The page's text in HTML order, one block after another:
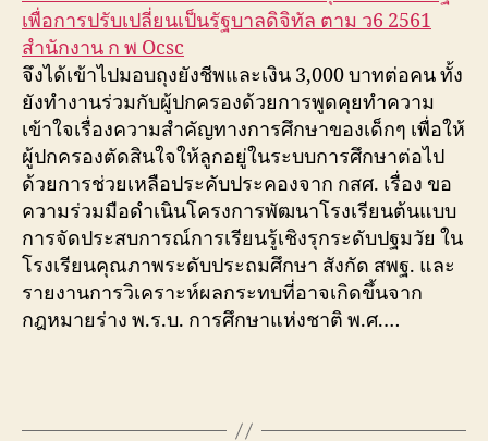
เพื่อการปรับเปลี่ยนเป็นรัฐบาลดิจิทัล ตาม ว6 2561
สำนักงาน ก พ Ocsc
จึงได้เข้าไปมอบถุงยังชีพและเงิน 3,000 บาทต่อคน ทั้ง
ยังทำงานร่วมกับผู้ปกครองด้วยการพูดคุยทำความ
เข้าใจเรื่องความสำคัญทางการศึกษาของเด็กๆ เพื่อให้
ผู้ปกครองตัดสินใจให้ลูกอยู่ในระบบการศึกษาต่อไป
ด้วยการช่วยเหลือประคับประคองจาก กสศ. เรื่อง ขอ
ความร่วมมือดำเนินโครงการพัฒนาโรงเรียนต้นแบบ
การจัดประสบการณ์การเรียนรู้เชิงรุกระดับปฐมวัย ใน
โรงเรียนคุณภาพระดับประถมศึกษา สังกัด สพฐ. และ
รายงานการวิเคราะห์ผลกระทบที่อาจเกิดขึ้นจาก
กฎหมายร่าง พ.ร.บ. การศึกษาแห่งชาติ พ.ศ.…